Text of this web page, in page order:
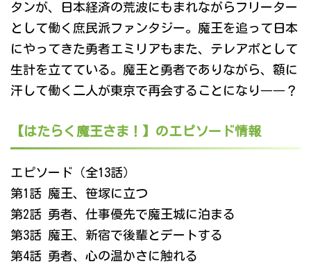
タンが、日本経済の荒波にもまれながらフリーター
として働く庶民派ファンタジー。魔王を追って日本
にやってきた勇者エミリアもまた、テレアポとして
生計を立てている。魔王と勇者でありながら、額に
汗して働く二人が東京で再会することになり――？
【はたらく魔王さま！】のエピソード情報
エピソード（全13話）
第1話 魔王、笹塚に立つ
第2話 勇者、仕事優先で魔王城に泊まる
第3話 魔王、新宿で後輩とデートする
第4話 勇者、心の温かさに触れる